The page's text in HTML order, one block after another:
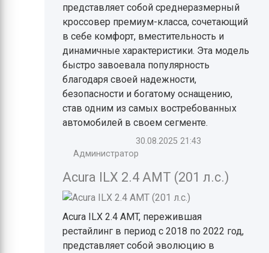
представляет собой среднеразмерный
кроссовер премиум-класса, сочетающий
в себе комфорт, вместительность и
динамичные характеристики. Эта модель
быстро завоевала популярность
благодаря своей надежности,
безопасности и богатому оснащению,
став одним из самых востребованных
автомобилей в своем сегменте.
30.08.2025 21:43
Администратор
Acura ILX 2.4 AMT (201 л.с.)
Acura ILX 2.4 AMT, пережившая
рестайлинг в период с 2018 по 2022 год,
представляет собой эволюцию в